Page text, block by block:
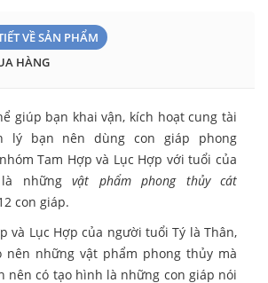
VỀ SẢN PHẨM
HÀNG
giúp bạn khai vận, kích hoạt cung tài
lý bạn nên dùng con giáp phong
Tam Hợp và Lục Hợp với tuổi của
là nhữngvật phẩm phong thủy cát
con giáp.
và Lục Hợp của người tuổi Tý là Thân,
nên những vật phẩm phong thủy mà
nên có tạo hình là những con giáp nói